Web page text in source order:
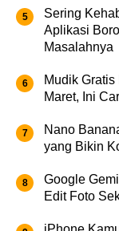
Sering
Aplikasi
Masalahnya
Mudik
Maret, Ini
Nano
yang Bikin
Google
Edit Foto